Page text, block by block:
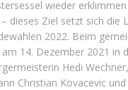
wieder
dieses Ziel setzt sich die
2022. Beim
am 14. Dezember 2021 in
Hedi
Christian Kovacevic